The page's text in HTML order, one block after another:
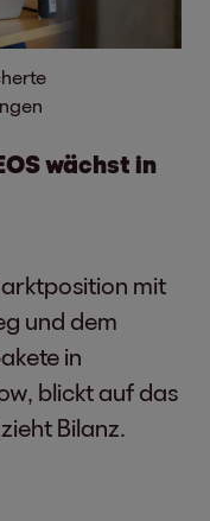
wächst in
mit
und dem
in
blickt auf das
Bilanz.